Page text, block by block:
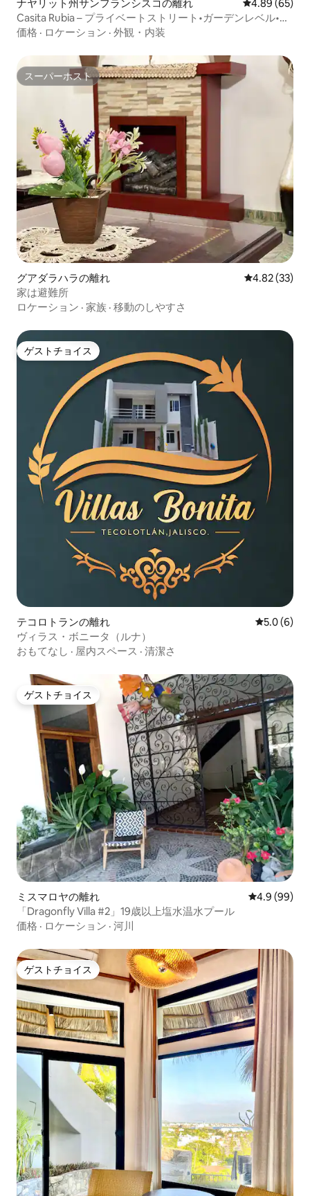
ナヤリット州サンフランシスコの離れ レビュー65
4.89 (65)
Casita Rubia – プライベートストリート•ガーデンレベル•プ
ール•ペットOK
価格 · ロケーション · 外観・内装
スーパーホスト
スーパーホスト
グアダラハラの離れ レビュー33
4.82 (33)
家は避難所
ロケーション · 家族 · 移動のしやすさ
ゲストチョイス
ゲストチョイス
テコロトランの離れ レビュー6
5.0 (6)
ヴィラス・ボニータ（ルナ）
おもてなし · 屋内スペース · 清潔さ
ゲストチョイス
ゲストチョイス
ミスマロヤの離れ レビュー99
4.9 (99)
「Dragonfly Villa #2」19歳以上塩水温水プール
価格 · ロケーション · 河川
ゲストチョイス
ゲストチョイス